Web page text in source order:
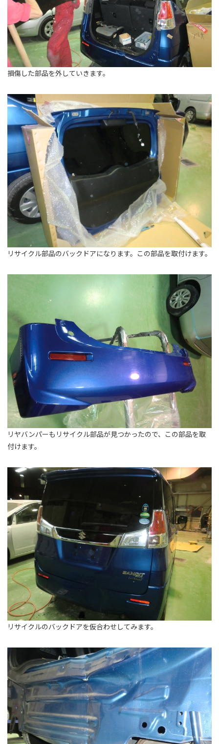
損傷した部品を外していきます。
リサイクル部品のバックドアになります。この部品を取付けます。
リヤバンパーもリサイクル部品が見つかったので、この部品を取
付けます。
リサイクルのバックドアを仮合わせしてみます。